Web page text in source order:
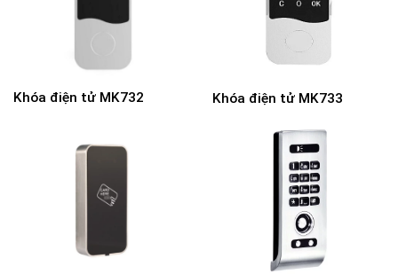
Khóa điện tử MK732 Khóa điện tử MK733